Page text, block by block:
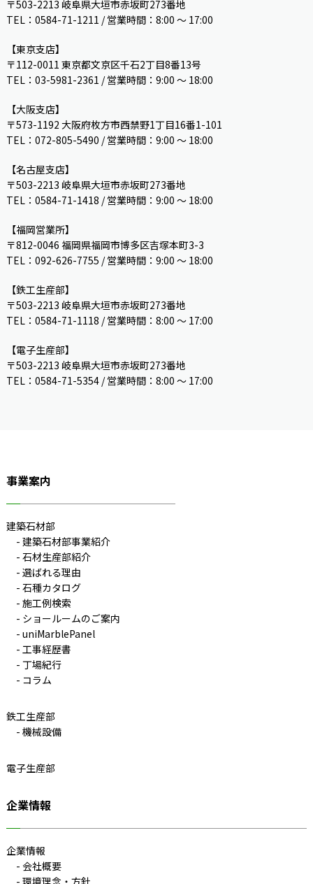
〒503-2213 岐阜県大垣市赤坂町273番地
TEL：0584-71-1211 / 営業時間：8:00 ～ 17:00
【東京支店】
〒112-0011 東京都文京区千石2丁目8番13号
TEL：03-5981-2361 / 営業時間：9:00 〜 18:00
【大阪支店】
〒573-1192 大阪府枚方市西禁野1丁目16番1-101
TEL：072-805-5490 / 営業時間：9:00 ～ 18:00
【名古屋支店】
〒503-2213 岐阜県大垣市赤坂町273番地
TEL：0584-71-1418 / 営業時間：9:00 ～ 18:00
【福岡営業所】
〒812-0046 福岡県福岡市博多区吉塚本町3-3
TEL：092-626-7755 / 営業時間：9:00 〜 18:00
【鉄工生産部】
〒503-2213 岐阜県大垣市赤坂町273番地
TEL：0584-71-1118 / 営業時間：8:00 ～ 17:00
【電子生産部】
〒503-2213 岐阜県大垣市赤坂町273番地
TEL：0584-71-5354 / 営業時間：8:00 〜 17:00
事業案内
建築石材部
建築石材部事業紹介
石材生産部紹介
選ばれる理由
石種カタログ
施工例検索
ショールームのご案内
uniMarblePanel
工事経歴書
丁場紀行
コラム
鉄工生産部
機械設備
電子生産部
企業情報
企業情報
会社概要
環境理念・方針